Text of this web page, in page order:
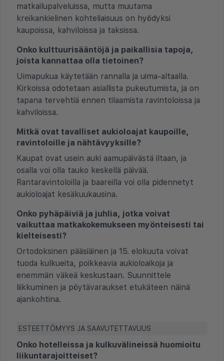
matkailupalveluissa, mutta muutama
kreikankielinen kohteliaisuus on hyödyksi
kaupoissa, kahviloissa ja taksissa.
Onko kulttuurisääntöjä ja paikallisia tapoja,
joista kannattaa olla tietoinen?
Uimapukua käytetään rannalla ja uima-altaalla.
Kirkoissa odotetaan asiallista pukeutumista, ja on
tapana tervehtiä ennen tilaamista ravintoloissa ja
kahviloissa.
Mitkä ovat tavalliset aukioloajat kaupoille,
ravintoloille ja nähtävyyksille?
Kaupat ovat usein auki aamupäivästä iltaan, ja
osalla voi olla tauko keskellä päivää.
Rantaravintoloilla ja baareilla voi olla pidennetyt
aukioloajat kesäkuukausina.
Onko pyhäpäiviä ja juhlia, jotka voivat
vaikuttaa matkakokemukseen myönteisesti tai
kielteisesti?
Ortodoksinen pääsiäinen ja 15. elokuuta voivat
tuoda kulkueita, poikkeavia aukioloaikoja ja
enemmän väkeä keskustaan. Suunnittele
liikkuminen ja pöytävaraukset etukäteen näinä
ajankohtina.
ESTEETTÖMYYS JA SAAVUTETTAVUUS
Onko hotelleissa ja kulkuvälineissä huomioitu
liikuntarajoitteiset?